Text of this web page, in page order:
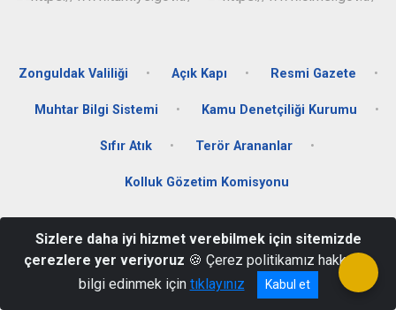
Zonguldak Valiliği Açık Kapı Resmi Gazete
Muhtar Bilgi Sistemi Kamu Denetçiliği Kurumu
Sıfır Atık Terör Arananlar
Kolluk Gözetim Komisyonu
0372 378 17 02 - 0372 378 17 05
Sizlere daha iyi hizmet verebilmek için sitemizde
çerezlere yer veriyoruz 🍪 Çerez politikamız hakkında
bilgi edinmek için tıklayınız Kabul et